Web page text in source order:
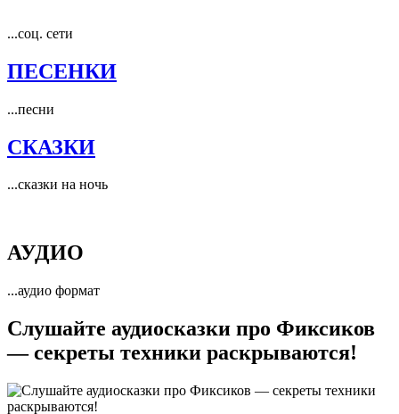
...соц. сети
ПЕСЕНКИ
...песни
СКАЗКИ
...сказки на ночь
АУДИО
...аудио формат
Слушайте аудиосказки про Фиксиков
— секреты техники раскрываются!